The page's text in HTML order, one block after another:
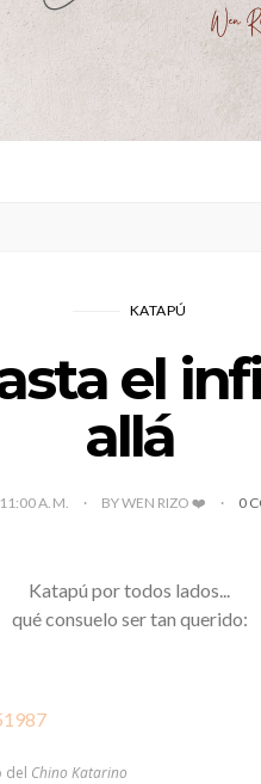
KATAPÚ
el
allá
A. M. BY WEN RIZO ❤️ 0
Katapú por todos lados...
qué consuelo ser tan querido:
del Chino Katarino